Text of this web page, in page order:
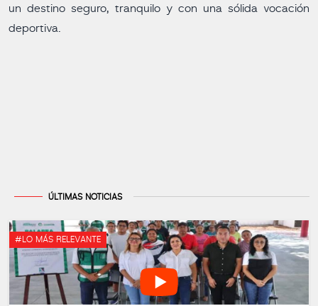
un destino seguro, tranquilo y con una sólida vocación
deportiva.
ÚLTIMAS NOTICIAS
#LO MÁS RELEVANTE